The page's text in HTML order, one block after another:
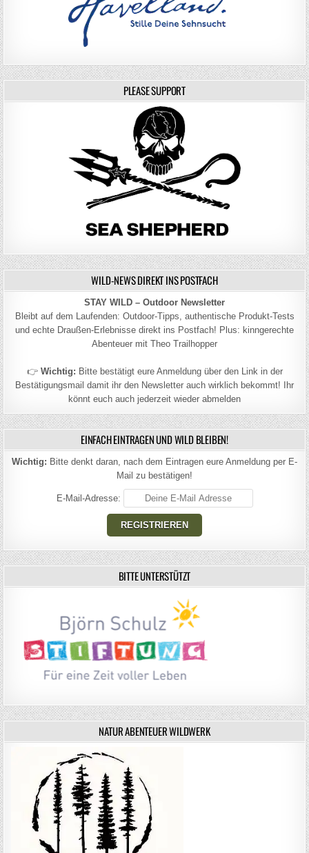
PLEASE SUPPORT
WILD-NEWS DIREKT INS POSTFACH
STAY WILD – Outdoor Newsletter
Bleibt auf dem Laufenden: Outdoor-Tipps, authentische Produkt-Tests
und echte Draußen-Erlebnisse direkt ins Postfach! Plus: kinngerechte
Abenteuer mit Theo Trailhopper
👉 Wichtig: Bitte bestätigt eure Anmeldung über den Link in der
Bestätigungsmail damit ihr den Newsletter auch wirklich bekommt! Ihr
könnt euch auch jederzeit wieder abmelden
EINFACH EINTRAGEN UND WILD BLEIBEN!
Wichtig: Bitte denkt daran, nach dem Eintragen eure Anmeldung per E-
Mail zu bestätigen!
E-Mail-Adresse:
BITTE UNTERSTÜTZT
NATUR ABENTEUER WILDWERK